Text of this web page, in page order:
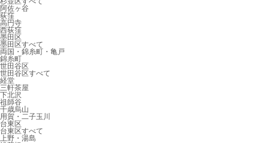
阿佐ヶ谷
荻窪
高円寺
西荻窪
墨田区
墨田区すべて
両国・錦糸町・亀戸
錦糸町
世田谷区
世田谷区すべて
経堂
三軒茶屋
下北沢
祖師谷
千歳烏山
用賀・二子玉川
台東区
台東区すべて
上野・湯島